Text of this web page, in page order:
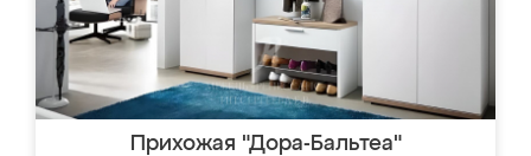
Прихожая "Дора-Бальтеа"